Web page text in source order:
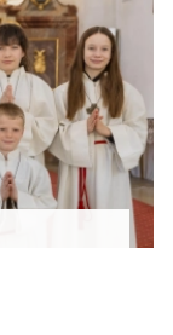
16
Pfarrei
ihr